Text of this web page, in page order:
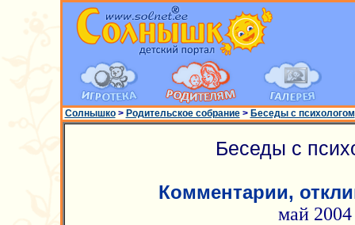
Солнышко> Родительское собрание> Беседы с психологом
Беседы с
Комментарии,
май 2004